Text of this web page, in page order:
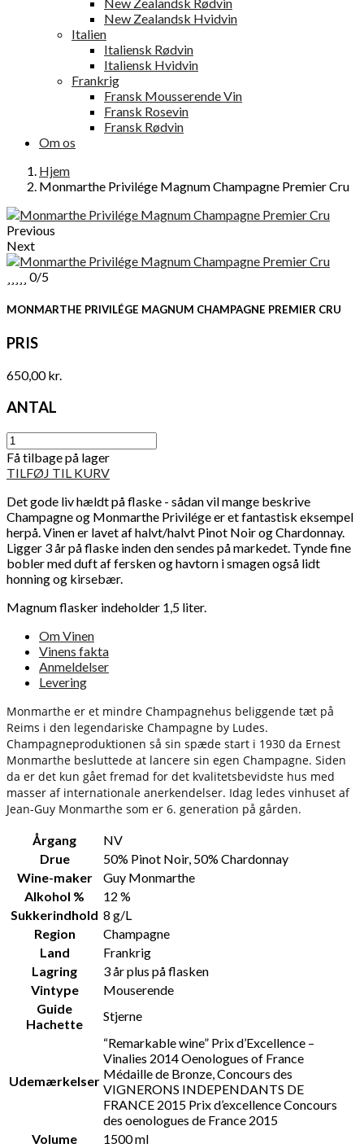
New Zealandsk Hvidvin
Italien
Italiensk Rødvin
Italiensk Hvidvin
Frankrig
Fransk Mousserende Vin
Fransk Rosevin
Fransk Rødvin
Om os
Hjem
Monmarthe Privilége Magnum Champagne Premier Cru
Previous
Next
0/5
MONMARTHE PRIVILÉGE MAGNUM CHAMPAGNE PREMIER CRU
PRIS
650,00 kr.
ANTAL
Få tilbage på lager
TILFØJ TIL KURV
Det gode liv hældt på flaske - sådan vil mange beskrive
Champagne og Monmarthe Privilége er et fantastisk eksempel
herpå. Vinen er lavet af halvt/halvt Pinot Noir og Chardonnay.
Ligger 3 år på flaske inden den sendes på markedet. Tynde fine
bobler med duft af fersken og havtorn i smagen også lidt
honning og kirsebær.
Magnum flasker indeholder 1,5 liter.
Om Vinen
Vinens fakta
Anmeldelser
Levering
Monmarthe er et mindre Champagnehus beliggende tæt på
Reims i den legendariske Champagne by Ludes.
Champagneproduktionen så sin spæde start i 1930 da Ernest
Monmarthe besluttede at lancere sin egen Champagne. Siden
da er det kun gået fremad for det kvalitetsbevidste hus med
masser af internationale anerkendelser. Idag ledes vinhuset af
Jean-Guy Monmarthe som er 6. generation på gården.
Årgang
NV
Drue
50% Pinot Noir, 50% Chardonnay
Wine-maker
Guy Monmarthe
Alkohol %
12 %
Sukkerindhold 8 g/L
Region
Champagne
Land
Frankrig
Lagring
3 år plus på flasken
Vintype
Mouserende
Guide
Hachette
Stjerne
Udemærkelser
“Remarkable wine” Prix d’Excellence –
Vinalies 2014 Oenologues of France
Médaille de Bronze, Concours des
VIGNERONS INDEPENDANTS DE
FRANCE 2015 Prix d’excellence Concours
des oenologues de France 2015
Volume
1500 ml